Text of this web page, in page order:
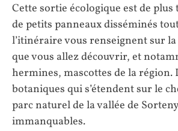
Cette sortie écologique est de
de petits panneaux disséminés
l’itinéraire vous renseignent sur
que vous allez découvrir, et
hermines, mascottes de la région.
botaniques qui s’étendent sur le
parc naturel de la vallée de
immanquables.